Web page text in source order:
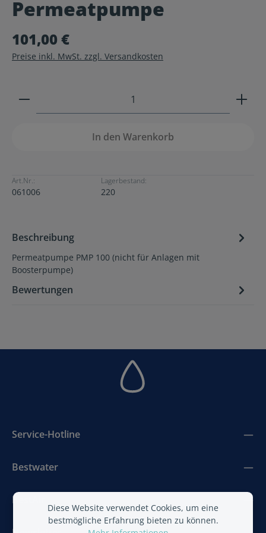
Durchschnittliche Bewertung von 0 von 5 Sternen
Permeatpumpe
101,00 €
Preise inkl. MwSt. zzgl. Versandkosten
Produkt Anzahl: Gib den gewünschten Wert ein
In den Warenkorb
Art.Nr.:
061006
Lagerbestand:
220
Beschreibung
Permeatpumpe PMP 100 (nicht für Anlagen mit
Boosterpumpe)
Bewertungen
Service-Hotline
Bestwater
BestAir
Diese Website verwendet Cookies, um eine
bestmögliche Erfahrung bieten zu können.